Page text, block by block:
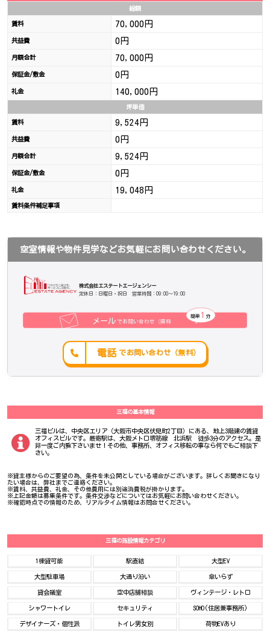
総額
賃料 70,000円
共益費 0円
月額合計 70,000円
保証金/敷金 0円
礼金 140,000円
坪単価
賃料 9,524円
共益費 0円
月額合計 9,524円
保証金/敷金 0円
礼金 19,048円
賃料条件補足事項
空室情報や物件見学などお気軽にお問い合わせください。
株式会社エステートエージェンシー
定休日：日曜日・祝日 営業時間：09:00～19:00
でお問い合わせ（無料）
メール
簡単 分
1
電話 でお問い合わせ（無料）
三福の基本情報
三福ビルは、中央区エリア（大阪市中央区伏見町2丁目）にある、地上3階建の賃貸
オフィスビルです。最寄駅は、大阪メトロ堺筋線 北浜駅 徒歩3分のアクセス。是
非一度ご内覧下さいませ！その他、事務所、オフィス移転の事なら何でもご相談下
さい。
※貸主様からのご要望の為、条件を未公開としている場合がございます。詳しくお聞きになり
たい場合は、弊社までご連絡ください。
※賃料、共益費、礼金、その他費用には別途消費税が掛かります。
※上記金額は募集条件です。条件交渉などについてはお気軽にお問い合わせください。
※確認時点での情報のため、リアルタイム情報はお問合せください。
三福の施設情報カテゴリ
1棟貸可能 駅直結 大型EV
大型駐車場 大通り沿い 傘いらず
貸会議室 空中店舗相談 ヴィンテージ・レトロ
シャワートイレ セキュリティ SOHO(住居兼事務所)
デザイナーズ・個性派 トイレ男女別 荷物EVあり